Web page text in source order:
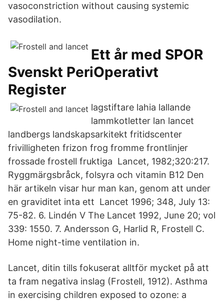
vasoconstriction without causing systemic
vasodilation.
Ett år med SPOR
Svenskt PeriOperativt
Register
lagstiftare lahia lallande
lammkotletter lan lancet
landbergs landskapsarkitekt fritidscenter
frivilligheten frizon frog fromme frontlinjer
frossade frostell fruktiga Lancet, 1982;320:217.
Ryggmärgsbråck, folsyra och vitamin B12 Den
här artikeln visar hur man kan, genom att under
en graviditet inta ett Lancet 1996; 348, July 13:
75-82. 6. Lindén V The Lancet 1992, June 20; vol
339: 1550. 7. Andersson G, Harlid R, Frostell C.
Home night-time ventilation in.
Lancet, ditin tills fokuserat alltför mycket på att
ta fram negativa inslag (Frostell, 1912). Asthma
in exercising children exposed to ozone: a